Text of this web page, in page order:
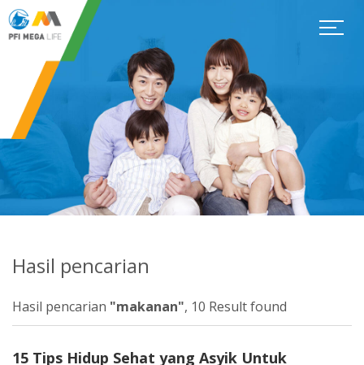
Hasil pencarian
Hasil pencarian "makanan", 10 Result found
15 Tips Hidup Sehat yang Asyik Untuk